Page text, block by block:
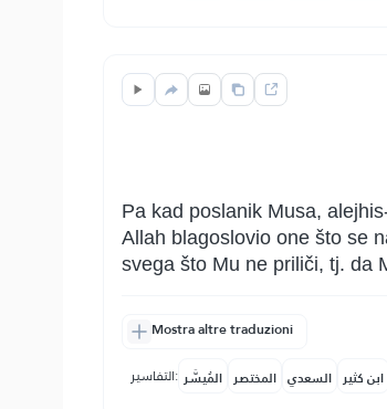
Pa kad poslanik Musa,
Allah blagoslovio one što se
svega što Mu ne priliči, tj. da
Mostra altre traduzioni
التفاسير: المُيسَّر المختصر السعدي ابن كثير